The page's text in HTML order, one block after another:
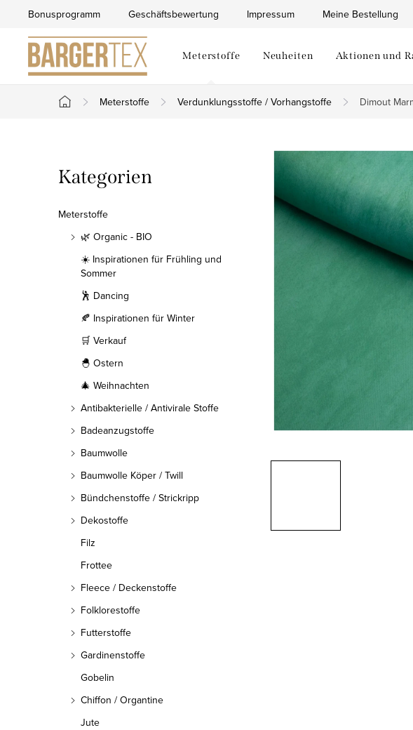
springen
Bonusprogramm Geschäftsbewertung Impressum Meine Bestellung
Meterstoffe Neuheiten Aktionen und
Startseite
Meterstoffe Verdunklungsstoffe / Vorhangstoffe Dimout
e
i
Kategorien
überspringen
Kategorien
Meterstoffe
🌿 Organic - BIO
☀️ Inspirationen für Frühling und
Sommer
🕺 Dancing
🍂 Inspirationen für Winter
🛒 Verkauf
🐣 Ostern
🎄 Weihnachten
Antibakterielle / Antivirale Stoffe
Badeanzugstoffe
Baumwolle
Baumwolle Köper / Twill
Bündchenstoffe / Strickripp
Dekostoffe
Filz
Frottee
Fleece / Deckenstoffe
Folklorestoffe
Futterstoffe
Gardinenstoffe
Gobelin
Chiffon / Organtine
Jute